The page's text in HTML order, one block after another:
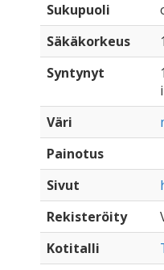
Sukupuoli
Säkäkorkeus
Syntynyt
Väri
Painotus
Sivut
Rekisteröity
Kotitalli